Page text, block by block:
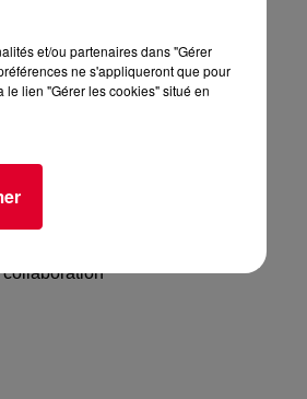
collaboration
et/ou partenaires dans "Gérer
ne s'appliqueront que pour
le lien "Gérer les cookies" situé en